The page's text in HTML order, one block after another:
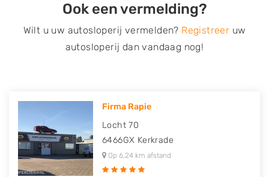
Ook een vermelding?
Wilt u uw autosloperij vermelden? Registreer uw
autosloperij dan vandaag nog!
Firma Rapie
Locht 70
6466GX Kerkrade
Op 6,24 km afstand